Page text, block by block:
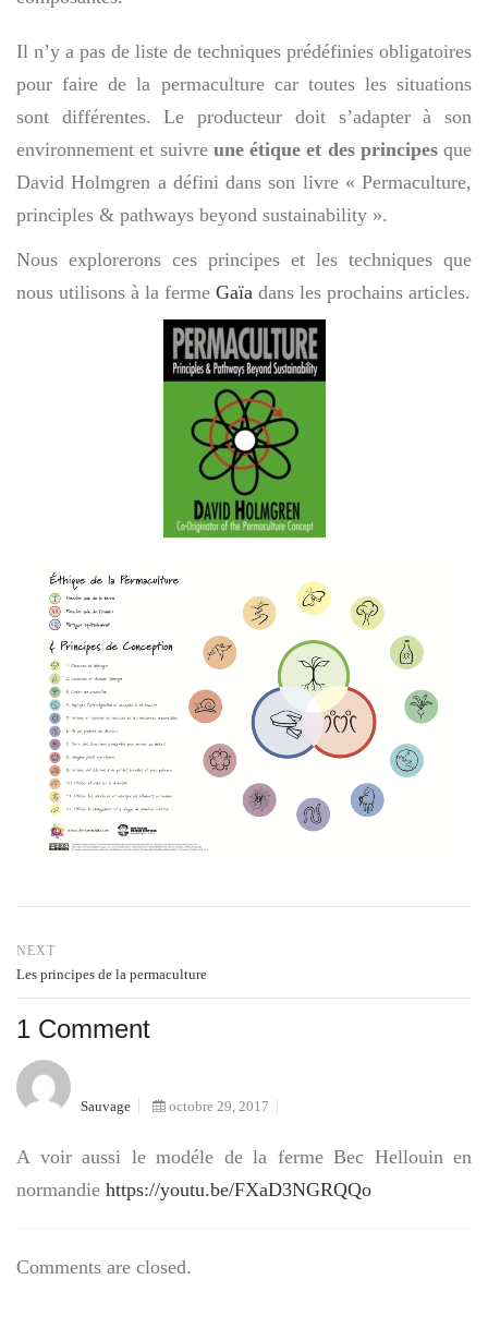
Il n’y a pas de liste de techniques prédéfinies obligatoires
pour faire de la permaculture car toutes les situations
sont différentes. Le producteur doit s’adapter à son
environnement et suivre une étique et des principesque
David Holmgren a défini dans son livre « Permaculture,
principles & pathways beyond sustainability ».
Nous explorerons ces principes et les techniques que
nous utilisons à la ferme Gaïa dans les prochains articles.
NEXT
Les principes de la permaculture
1 Comment
Sauvage octobre 29, 2017
A voir aussi le modéle de la ferme Bec Hellouin en
normandie https://youtu.be/FXaD3NGRQQo
Comments are closed.